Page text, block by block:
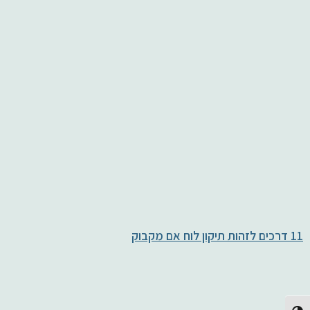
11 דרכים לזהות תיקון לוח אם מקבוק